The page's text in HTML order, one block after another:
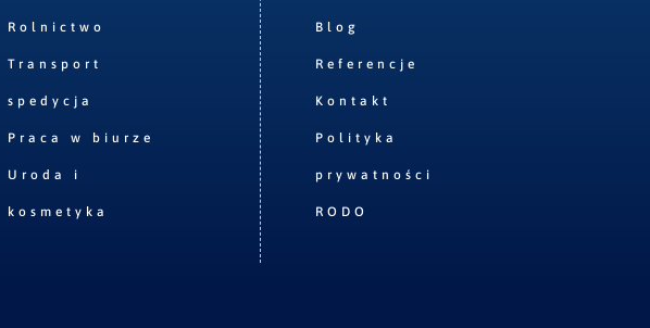
Rolnictwo
Transport
spedycja
Praca w biurze
Uroda i
kosmetyka
Blog
Referencje
Kontakt
Polityka
prywatności
RODO